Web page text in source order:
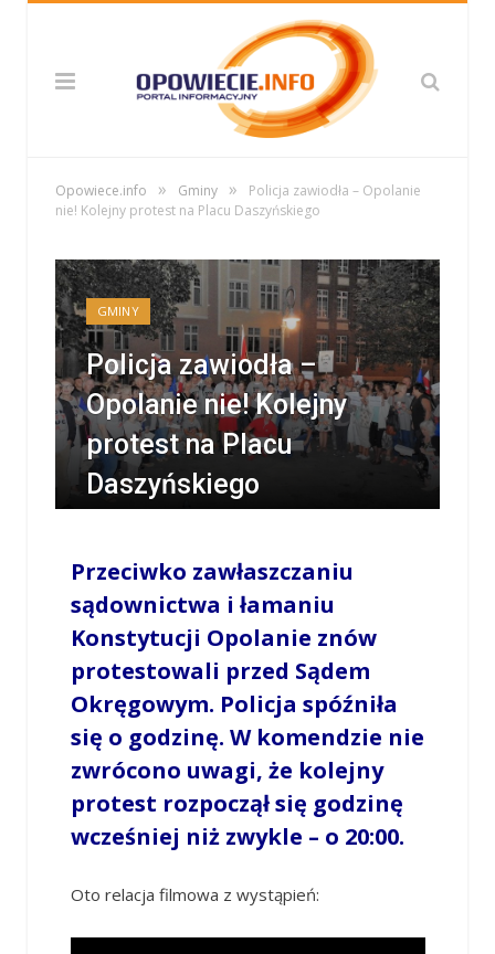
Opowiece.info » Gminy »
Policja zawiodła – Opolanie
nie! Kolejny protest na Placu Daszyńskiego
GMINY
Policja zawiodła –
Opolanie nie! Kolejny
protest na Placu
Daszyńskiego
Przeciwko zawłaszczaniu
sądownictwa i łamaniu
Konstytucji Opolanie znów
protestowali przed Sądem
Okręgowym. Policja spóźniła
się o godzinę. W komendzie nie
zwrócono uwagi, że kolejny
protest rozpoczął się godzinę
wcześniej niż zwykle – o 20:00.
Oto relacja filmowa z wystąpień: